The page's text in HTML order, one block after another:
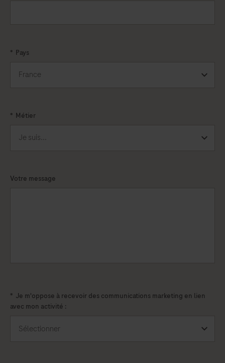
* Pays
* Métier
Votre message
* Je m'oppose à recevoir des communications marketing en lien
avec mon activité :